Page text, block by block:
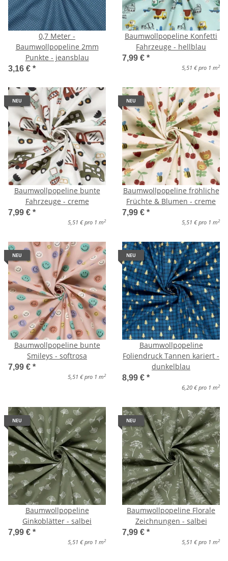
0,7 Meter -
Baumwollpopeline 2mm
Punkte - jeansblau
3,16 € *
Baumwollpopeline Konfetti
Fahrzeuge - hellblau
7,99 € *
5,51 € pro 1 m 2
NEU
Baumwollpopeline bunte
Fahrzeuge - creme
7,99 € *
5,51 € pro 1 m 2
NEU
Baumwollpopeline fröhliche
Früchte & Blumen - creme
7,99 € *
5,51 € pro 1 m 2
NEU
Baumwollpopeline bunte
Smileys - softrosa
7,99 € *
5,51 € pro 1 m 2
NEU
Baumwollpopeline
Foliendruck Tannen kariert -
dunkelblau
8,99 € *
6,20 € pro 1 m 2
NEU
Baumwollpopeline
Ginkoblätter - salbei
7,99 € *
5,51 € pro 1 m 2
NEU
Baumwollpopeline Florale
Zeichnungen - salbei
7,99 € *
5,51 € pro 1 m 2